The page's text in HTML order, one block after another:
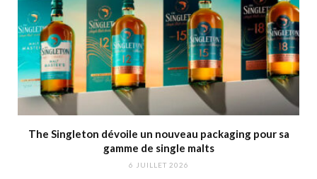
The Singleton dévoile un nouveau packaging pour sa
gamme de single malts
6 JUILLET 2026